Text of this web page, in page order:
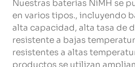
Nuestras baterías NiMH se
en varios tipos., incluyendo
alta capacidad, alta tasa de
resistente a bajas
resistentes a altas
productos se utilizan